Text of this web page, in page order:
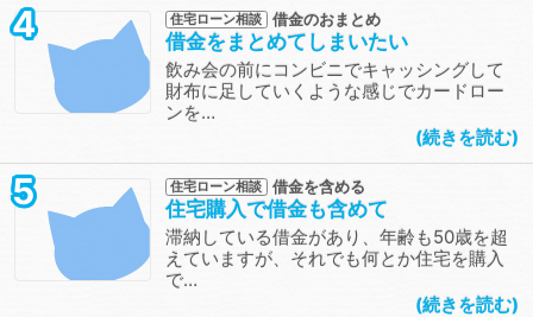
4 住宅ローン相談 借金のおまとめ
借金をまとめてしまいたい
飲み会の前にコンビニでキャッシングして
財布に足していくような感じでカードロー
ンを…
続きを読む
5 住宅ローン相談 借金を含める
住宅購入で借金も含めて
滞納している借金があり、年齢も50歳を超
えていますが、それでも何とか住宅を購入
で…
続きを読む